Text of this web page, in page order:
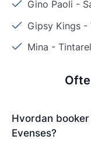
Gino Paoli -
Gipsy Kings -
Mina -
Hvordan
Evenses?